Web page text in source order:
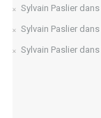
Sylvain Paslierdans
Sylvain Paslierdans
Sylvain Paslierdans